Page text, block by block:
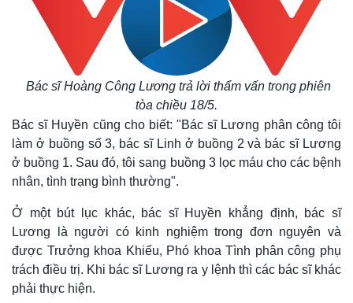
Bác sĩ Hoàng Công Lương trả lời thẩm vấn trong phiên
tòa chiều 18/5.
Bác sĩ Huyền cũng cho biết: "Bác sĩ Lương phân công tôi
làm ở buồng số 3, bác sĩ Linh ở buồng 2 và bác sĩ Lương
ở buồng 1. Sau đó, tôi sang buồng 3 lọc máu cho các bệnh
nhân, tình trạng bình thường".
Ở một bút lục khác, bác sĩ Huyền khẳng định, bác sĩ
Lương là người có kinh nghiệm trong đơn nguyên và
được Trưởng khoa Khiếu, Phó khoa Tình phân công phụ
trách điều trị. Khi bác sĩ Lương ra y lệnh thì các bác sĩ khác
phải thực hiện.